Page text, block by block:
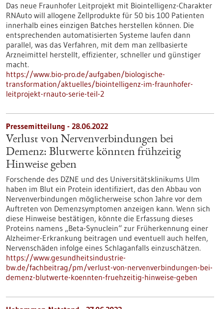
Das neue Fraunhofer Leitprojekt mit Biointelligenz-Charakter
RNAuto will allogene Zellprodukte für 50 bis 100 Patienten
innerhalb eines einzigen Batches herstellen können. Die
entsprechenden automatisierten Systeme laufen dann
parallel, was das Verfahren, mit dem man zellbasierte
Arzneimittel herstellt, effizienter, schneller und günstiger
macht.
https://www.bio-pro.de/aufgaben/biologische-
transformation/aktuelles/biointelligenz-im-fraunhofer-
leitprojekt-rnauto-serie-teil-2
Pressemitteilung - 28.06.2022
Verlust von Nervenverbindungen bei
Demenz: Blutwerte könnten frühzeitig
Hinweise geben
Forschende des DZNE und des Universitätsklinikums Ulm
haben im Blut ein Protein identifiziert, das den Abbau von
Nervenverbindungen möglicherweise schon Jahre vor dem
Auftreten von Demenzsymptomen anzeigen kann. Wenn sich
diese Hinweise bestätigen, könnte die Erfassung dieses
Proteins namens „Beta-Synuclein“ zur Früherkennung einer
Alzheimer-Erkrankung beitragen und eventuell auch helfen,
Nervenschäden infolge eines Schlaganfalls einzuschätzen.
https://www.gesundheitsindustrie-
bw.de/fachbeitrag/pm/verlust-von-nervenverbindungen-bei-
demenz-blutwerte-koennten-fruehzeitig-hinweise-geben